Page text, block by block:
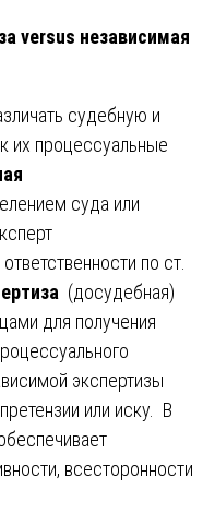
versus независимая
судебную и
их процессуальные
суда или
по ст.
(досудебная)
для получения
экспертизы
или иску. В
всесторонности